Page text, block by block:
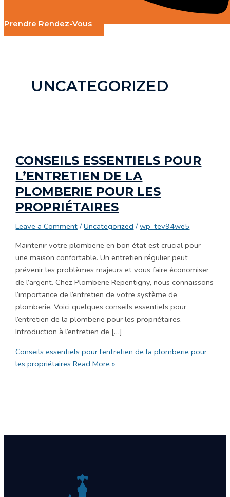
Prendre Rendez-Vous
UNCATEGORIZED
CONSEILS ESSENTIELS POUR
L’ENTRETIEN DE LA
PLOMBERIE POUR LES
PROPRIÉTAIRES
Leave a Comment /Uncategorized /wp_tev94we5
Maintenir votre plomberie en bon état est crucial pour
une maison confortable. Un entretien régulier peut
prévenir les problèmes majeurs et vous faire économiser
de l’argent. Chez Plomberie Repentigny, nous connaissons
l’importance de l’entretien de votre système de
plomberie. Voici quelques conseils essentiels pour
l’entretien de la plomberie pour les propriétaires.
Introduction à l’entretien de […]
Conseils essentiels pour l’entretien de la plomberie pour
les propriétaires Read More »